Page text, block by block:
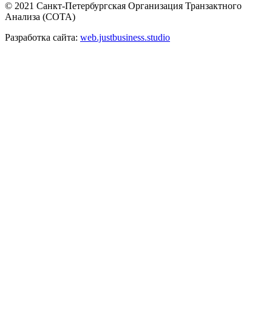
© 2021 Санкт-Петербургская Организация Транзактного
Анализа (СОТА)
Разработка сайта: web.justbusiness.studio